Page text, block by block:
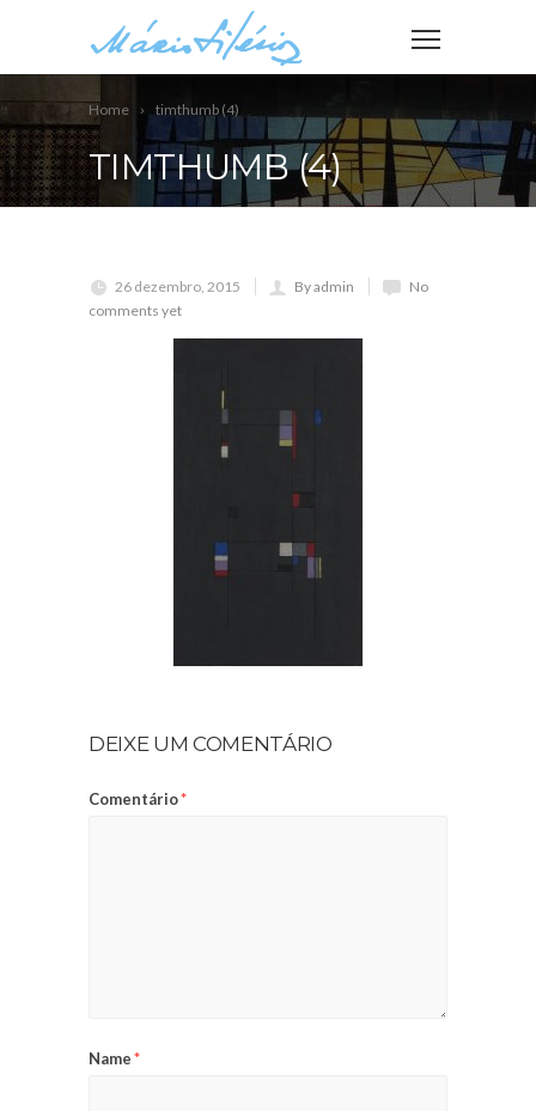
Home timthumb (4)
TIMTHUMB (4)
26 dezembro, 2015 By admin
No
comments yet
DEIXE UM COMENTÁRIO
Comentário*
Name*